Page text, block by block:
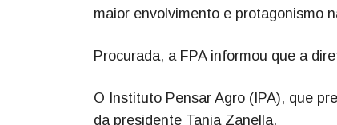
maior envolvimento e protagonismo
Procurada, a FPA informou que a
O Instituto Pensar Agro (IPA), que
da presidente Tania Zanella.